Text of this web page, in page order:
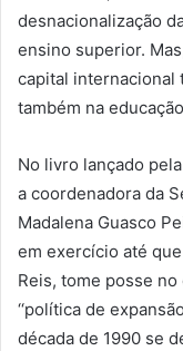
desnacionalização
ensino superior.
capital internacional
também na
No livro lançado
a coordenadora da
Madalena Guasco
em exercício até
Reis, tome posse
‘‘política de
década de 1990 se